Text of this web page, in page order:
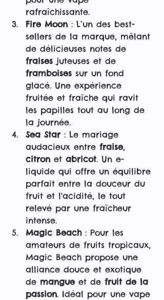
rafraîchissante.
Fire Moon : L’un des best-
sellers de la marque, mêlant
de délicieuses notes de
fraises juteuses et de
framboises sur un fond
glacé. Une expérience
fruitée et fraîche qui ravit
les papilles tout au long de
la journée.
Sea Star : Le mariage
audacieux entre fraise,
citron et abricot. Un e-
liquide qui offre un équilibre
parfait entre la douceur du
fruit et l'acidité, le tout
relevé par une fraîcheur
intense.
Magic Beach : Pour les
amateurs de fruits tropicaux,
Magic Beach propose une
alliance douce et exotique
de mangue et de fruit de la
passion. Idéal pour une vape